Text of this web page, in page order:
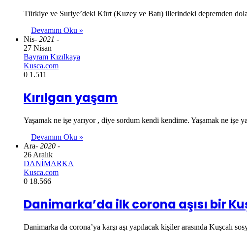
Türkiye ve Suriye’deki Kürt (Kuzey ve Batı) illerindeki depremden
Devamını Oku »
Nis- 2021 -
27 Nisan
Bayram Kızılkaya
Kusca.com
0 1.511
Kırılgan yaşam
Yaşamak ne işe yarıyor , diye sordum kendi kendime. Yaşamak ne
Devamını Oku »
Ara- 2020 -
26 Aralık
DANİMARKA
Kusca.com
0 18.566
Danimarka’da ilk corona aşısı bir
Danimarka da corona’ya karşı aşı yapılacak kişiler arasında Kuşcalı